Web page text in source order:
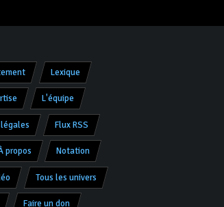
Lexique
L'équipe
Flux RSS
propos Notation
Tous les univers
Faire un don